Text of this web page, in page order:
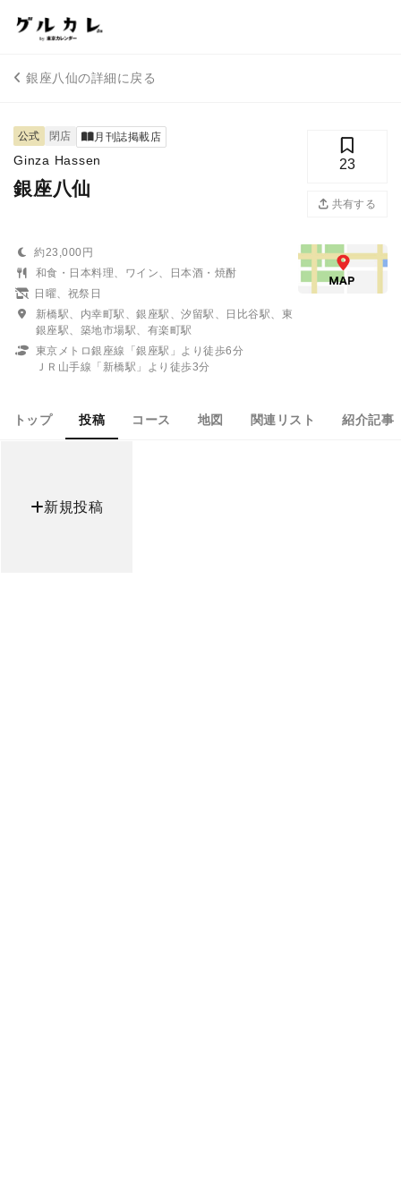
銀座八仙の詳細に戻る
公式 閉店 月刊誌掲載店
Ginza Hassen
銀座八仙
23
共有する
約23,000円
和食・日本料理、ワイン、日本酒・焼酎
日曜、祝祭日
新橋駅、内幸町駅、銀座駅、汐留駅、日比谷駅、東
銀座駅、築地市場駅、有楽町駅
東京メトロ銀座線「銀座駅」より徒歩6分
ＪＲ山手線「新橋駅」より徒歩3分
トップ 投稿 コース 地図 関連リスト 紹介記事
新規投稿